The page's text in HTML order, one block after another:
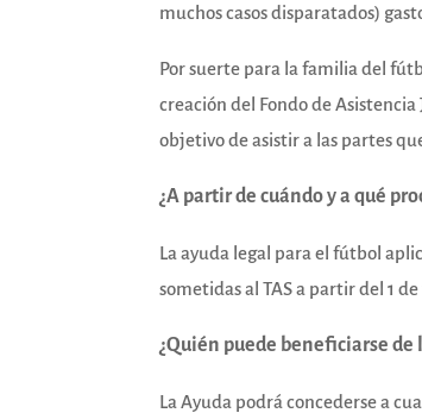
muchos casos disparatados)
Por suerte para la familia del
creación del Fondo de Asistencia
objetivo de asistir a las partes
¿A partir de cuándo y a qué
La ayuda legal para el fútbol
sometidas al TAS a partir del 1
¿Quién puede beneficiarse de
La Ayuda podrá concederse a